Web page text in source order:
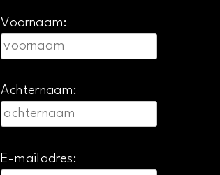
Voornaam:
Achternaam:
E-mailadres: